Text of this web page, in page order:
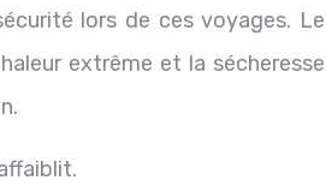
lors de ces voyages. Le
extrême et la sécheresse